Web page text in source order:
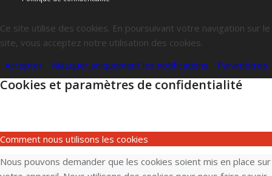
Ce site utilise des cookies. En poursuivant votre navigation sur le
site, vous acceptez notre utilisation des cookies.
Accepter
Masquer uniquement les notifications Paramètres
Cookies et paramètres de confidentialité
Comment nous utilisons les cookies
Nous pouvons demander que les cookies soient mis en place sur